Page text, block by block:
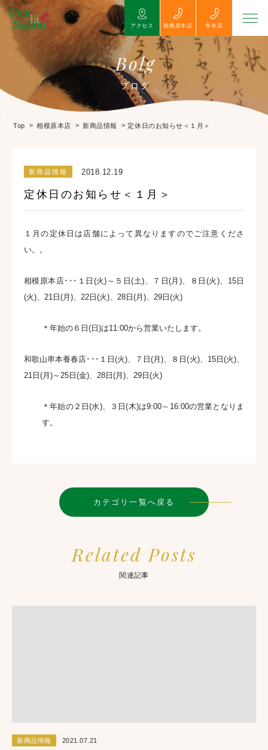
アクセス 相模原本店 串本店
Bolg
ブログ
Top > 相模原本店 > 新商品情報 >定休日のお知らせ＜１月＞
新商品情報 2018.12.19
定休日のお知らせ＜１月＞
１月の定休日は店舗によって異なりますのでご注意くださ
い。。
相模原本店･･･１日(火)～５日(土)、７日(月)、８日(火)、15日
(火)、21日(月)、22日(火)、28日(月)、29日(火)
＊年始の６日(日)は11:00から営業いたします。
和歌山串本養春店･･･１日(火)、７日(月)、８日(火)、15日(火)、
21日(月)～25日(金)、28日(月)、29日(火)
＊年始の２日(水)、３日(木)は9:00～16:00の営業となりま
す。
カテゴリ一覧へ戻る
Related Posts
関連記事
新商品情報 2021.07.21